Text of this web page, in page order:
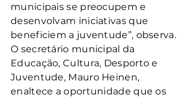
municipais se preocupem e
desenvolvam iniciativas que
beneficiem a juventude”, observa.
O secretário municipal da
Educação, Cultura, Desporto e
Juventude, Mauro Heinen,
enaltece a oportunidade que os